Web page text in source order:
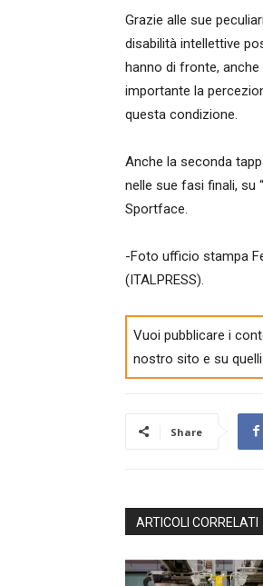
Grazie alle sue
disabilità intellettive
hanno di fronte,
importante la
questa condizione.
Anche la seconda
nelle sue fasi finali, su
Sportface.
-Foto ufficio stampa
(ITALPRESS).
Vuoi pubblicare i
nostro sito e su
Share
ARTICOLI CORRELATI